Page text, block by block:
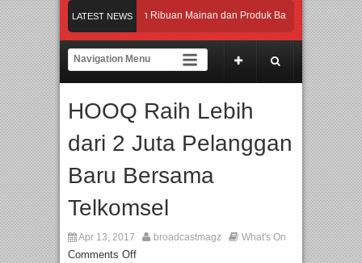
LATEST NEWS
Jakarta dengan Ribuan Mainan dan Produk Bayi dari Seluruh Dunia,
Gerbang Inovasi dan Peluang Bisnis Industri Gifts dan Housewares Asia
Perpaduan Warisan Dan Semangat Lokal, BIRKENSTOCK INDONESIA
Jakarta dengan Ribuan Mainan dan Produk Bayi dari Seluruh Dunia,
HOOQ Raih Lebih
dari 2 Juta Pelanggan
Baru Bersama
Telkomsel
Apr 13, 2017 broadcastmagz What's On
Comments Off